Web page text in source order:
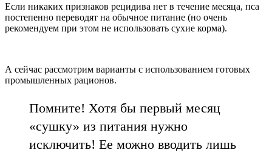
Если никаких признаков рецидива нет в течение месяца, пса
постепенно переводят на обычное питание (но очень
рекомендуем при этом не использовать сухие корма).
А сейчас рассмотрим варианты с использованием готовых
промышленных рационов.
Помните! Хотя бы первый месяц
«сушку» из питания нужно
исключить! Ее можно вводить лишь